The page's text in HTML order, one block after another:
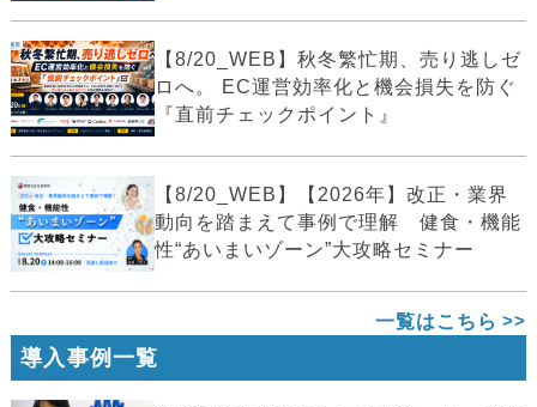
【8/20_WEB】秋冬繁忙期、売り逃しゼ
ロへ。 EC運営効率化と機会損失を防ぐ
『直前チェックポイント』
【8/20_WEB】【2026年】改正・業界
動向を踏まえて事例で理解 健食・機能
性“あいまいゾーン”大攻略セミナー
一覧はこちら
導入事例一覧